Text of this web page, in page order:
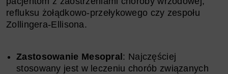
refluksu żołądkowo-przełykowego czy zespołu
Zollingera-Ellisona.
Zastosowanie Mesopral: Najczęściej
stosowany jest w leczeniu chorób związanych